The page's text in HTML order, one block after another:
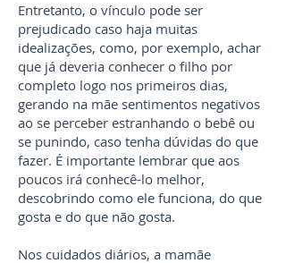
Entretanto, o vínculo pode ser
prejudicado caso haja muitas
idealizações, como, por exemplo, achar
que já deveria conhecer o filho por
completo logo nos primeiros dias,
gerando na mãe sentimentos negativos
ao se perceber estranhando o bebê ou
se punindo, caso tenha dúvidas do que
fazer. É importante lembrar que aos
poucos irá conhecê-lo melhor,
descobrindo como ele funciona, do que
gosta e do que não gosta.
Nos cuidados diários, a mamãe